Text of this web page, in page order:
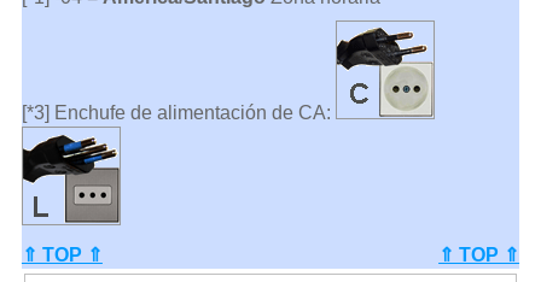
[*3] Enchufe de alimentación de CA:
⇑ TOP ⇑
⇑ TOP ⇑